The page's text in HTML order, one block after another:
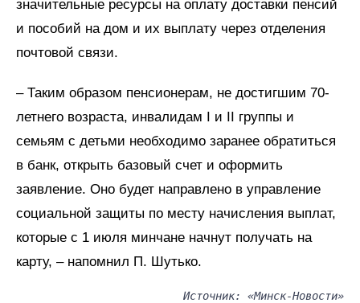
значительные ресурсы на оплату доставки пенсий
и пособий на дом и их выплату через отделения
почтовой связи.
– Таким образом пенсионерам, не достигшим 70-
летнего возраста, инвалидам I и II группы и
семьям с детьми необходимо заранее обратиться
в банк, открыть базовый счет и оформить
заявление. Оно будет направлено в управление
социальной защиты по месту начисления выплат,
которые с 1 июля минчане начнут получать на
карту, – напомнил П. Шутько.
Источник: «Минск-Новости»